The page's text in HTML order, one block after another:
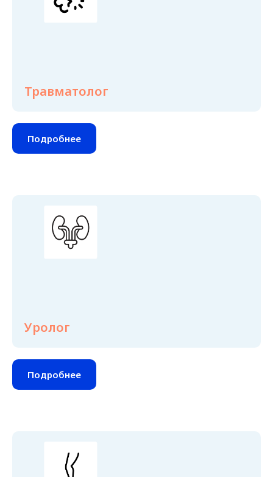
Травматолог
Подробнее
Уролог
Подробнее